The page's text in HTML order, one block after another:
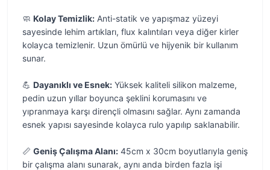
🧼 Kolay Temizlik: Anti-statik ve yapışmaz yüzeyi
sayesinde lehim artıkları, flux kalıntıları veya diğer kirler
kolayca temizlenir. Uzun ömürlü ve hijyenik bir kullanım
sunar.
💪 Dayanıklı ve Esnek: Yüksek kaliteli silikon malzeme,
pedin uzun yıllar boyunca şeklini korumasını ve
yıpranmaya karşı dirençli olmasını sağlar. Aynı zamanda
esnek yapısı sayesinde kolayca rulo yapılıp saklanabilir.
📏 Geniş Çalışma Alanı: 45cm x 30cm boyutlarıyla geniş
bir çalışma alanı sunarak, aynı anda birden fazla işi